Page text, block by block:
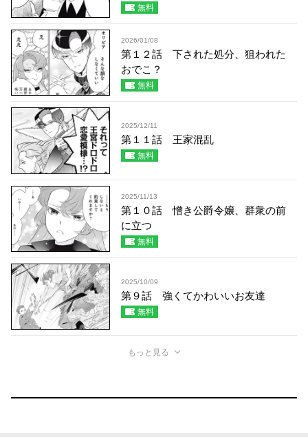
無料
2026/01/08
第１２話 下された処分、狙われた
おでこ？
無料
2025/12/11
第１１話 王家混乱
無料
2025/11/13
第１０話 憎き公爵令嬢、群衆の前
に立つ
無料
2025/10/09
第９話 強くてかわいいお友達
無料
もっと見る